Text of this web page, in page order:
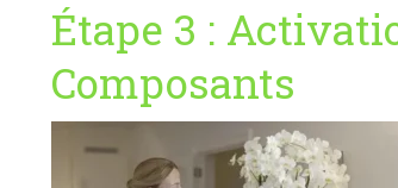
Étape 3 :
Composants